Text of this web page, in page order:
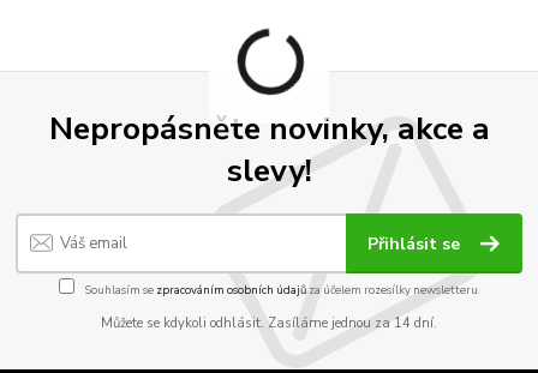
Nepropásněte novinky, akce a
slevy!
Přihlásit se
Souhlasím se zpracováním osobních údajůza účelem rozesílky newsletteru.
Můžete se kdykoli odhlásit. Zasíláme jednou za 14 dní.